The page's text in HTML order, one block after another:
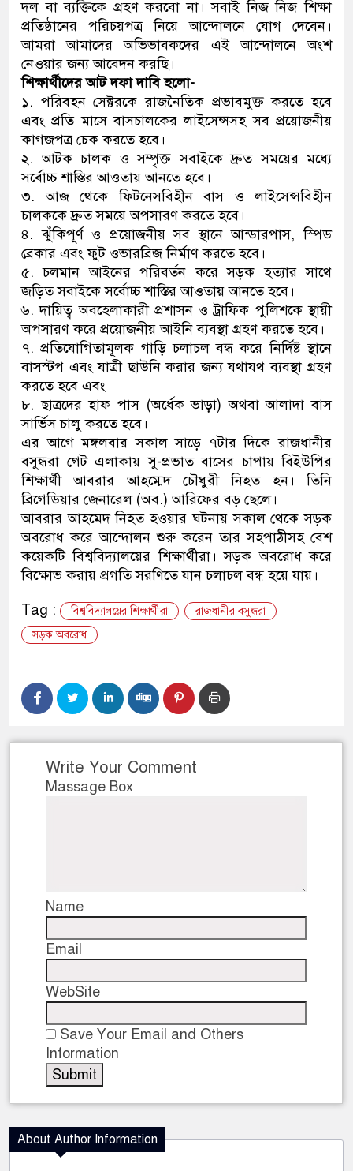
দল বা ব্যক্তিকে গ্রহণ করবো না। সবাই নিজ নিজ শিক্ষা
প্রতিষ্ঠানের পরিচয়পত্র নিয়ে আন্দোলনে যোগ দেবেন।
আমরা আমাদের অভিভাবকদের এই আন্দোলনে অংশ
নেওয়ার জন্য আবেদন করছি।
শিক্ষার্থীদের আট দফা দাবি হলো-
১. পরিবহন সেক্টরকে রাজনৈতিক প্রভাবমুক্ত করতে হবে
এবং প্রতি মাসে বাসচালকের লাইসেন্সসহ সব প্রয়োজনীয়
কাগজপত্র চেক করতে হবে।
২. আটক চালক ও সম্পৃক্ত সবাইকে দ্রুত সময়ের মধ্যে
সর্বোচ্চ শাস্তির আওতায় আনতে হবে।
৩. আজ থেকে ফিটনেসবিহীন বাস ও লাইসেন্সবিহীন
চালককে দ্রুত সময়ে অপসারণ করতে হবে।
৪. ঝুঁকিপূর্ণ ও প্রয়োজনীয় সব স্থানে আন্ডারপাস, স্পিড
ব্রেকার এবং ফুট ওভারব্রিজ নির্মাণ করতে হবে।
৫. চলমান আইনের পরিবর্তন করে সড়ক হত্যার সাথে
জড়িত সবাইকে সর্বোচ্চ শাস্তির আওতায় আনতে হবে।
৬. দায়িত্ব অবহেলাকারী প্রশাসন ও ট্রাফিক পুলিশকে স্থায়ী
অপসারণ করে প্রয়োজনীয় আইনি ব্যবস্থা গ্রহণ করতে হবে।
৭. প্রতিযোগিতামূলক গাড়ি চলাচল বন্ধ করে নির্দিষ্ট স্থানে
বাসস্টপ এবং যাত্রী ছাউনি করার জন্য যথাযথ ব্যবস্থা গ্রহণ
করতে হবে এবং
৮. ছাত্রদের হাফ পাস (অর্ধেক ভাড়া) অথবা আলাদা বাস
সার্ভিস চালু করতে হবে।
এর আগে মঙ্গলবার সকাল সাড়ে ৭টার দিকে রাজধানীর
বসুন্ধরা গেট এলাকায় সু-প্রভাত বাসের চাপায় বিইউপির
শিক্ষার্থী আবরার আহম্মেদ চৌধুরী নিহত হন। তিনি
ব্রিগেডিয়ার জেনারেল (অব.) আরিফের বড় ছেলে।
আবরার আহমেদ নিহত হওয়ার ঘটনায় সকাল থেকে সড়ক
অবরোধ করে আন্দোলন শুরু করেন তার সহপাঠীসহ বেশ
কয়েকটি বিশ্ববিদ্যালয়ের শিক্ষার্থীরা। সড়ক অবরোধ করে
বিক্ষোভ করায় প্রগতি সরণিতে যান চলাচল বন্ধ হয়ে যায়।
Tag :
বিশ্ববিদ্যালয়ের শিক্ষার্থীরা
রাজধানীর বসুন্ধরা
সড়ক অবরোধ
Write Your Comment
Massage Box
Name
Email
WebSite
Save Your Email and Others
Information
About Author Information